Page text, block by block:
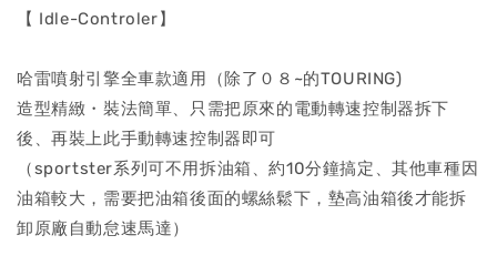
【 Idle-Controler】
哈雷噴射引擎全車款適用（除了０８~的TOURING)
造型精緻・裝法簡單、只需把原來的電動轉速控制器拆下
後、再裝上此手動轉速控制器即可
（sportster系列可不用拆油箱、約10分鐘搞定、其他車種因
油箱較大，需要把油箱後面的螺絲鬆下，墊高油箱後才能拆
卸原廠自動怠速馬達）